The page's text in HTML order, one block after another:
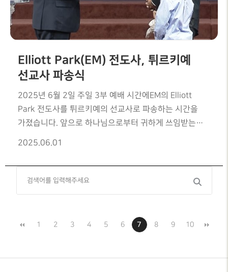
Elliott Park(EM) 전도사, 튀르키예
선교사 파송식
2025년 6월 2일 주일 3부 예배 시간에EM의 Elliott
Park 전도사를 튀르키예의 선교사로 파송하는 시간을
가졌습니다. 앞으로 하나님으로부터 귀하게 쓰임받는
2025.06.01
1 2 3 4 5 6 7 8 9 10